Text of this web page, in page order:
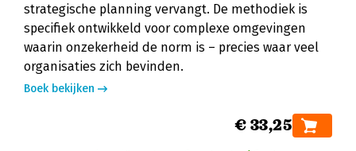
strategische planning vervangt. De methodiek is
specifiek ontwikkeld voor complexe omgevingen
waarin onzekerheid de norm is – precies waar veel
organisaties zich bevinden.
Boek bekijken
€ 33,25